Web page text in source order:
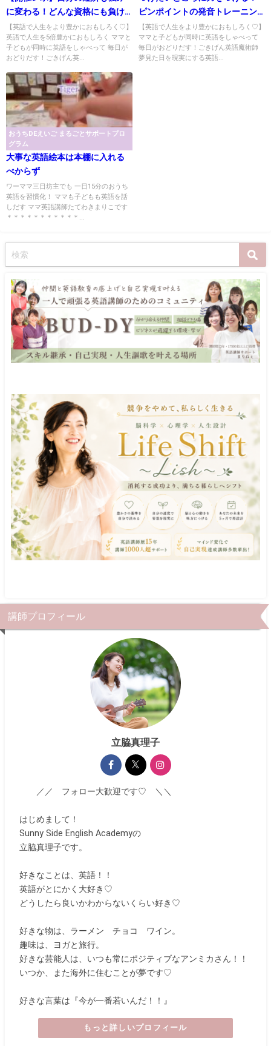
に変わる！どんな資格にも負け
ないもの
【英語で人生をより豊かにおもしろく♡】
英語で人生を5倍豊かにおもしろく ママと
子どもが同時に英語をしゃべって 毎日が
おどりだす！ごきげん英...
ピンポイントの発音トレーニン
グのポイント！
【英語で人生をより豊かにおもしろく♡】
ママと子どもが同時に英語をしゃべって
毎日がおどりだす！ごきげん英語魔術師
夢見た日を現実にする英語...
おうちDEえいご まるごとサポートプロ
グラム
大事な英語絵本は本棚に入れる
べからず
ワーママ三日坊主でも 一日15分のおうち
英語を習慣化！ ママも子どもも英語を話
しだす ママ英語講師たてわきまりこです
＊＊＊＊＊＊＊＊＊＊＊...
講師プロフィール
立脇真理子
／／ フォロー大歓迎です♡ ＼＼
はじめまして！
Sunny Side English Academyの
立脇真理子です。
好きなことは、英語！！
英語がとにかく大好き♡
どうしたら良いかわからないくらい好き♡
好きな物は、ラーメン チョコ ワイン。
趣味は、ヨガと旅行。
好きな芸能人は、いつも常にポジティブなアンミカさん！！
いつか、また海外に住むことが夢です♡
好きな言葉は『今が一番若いんだ！！』
もっと詳しいプロフィール